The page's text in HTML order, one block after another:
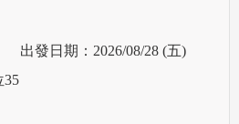
2026/08/28 (五)
35